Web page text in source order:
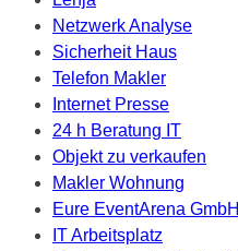
Netzwerk Analyse
Sicherheit Haus
Telefon Makler
Internet Presse
24 h Beratung IT
Objekt zu verkaufen
Makler Wohnung
Eure EventArena GmbH
IT Arbeitsplatz